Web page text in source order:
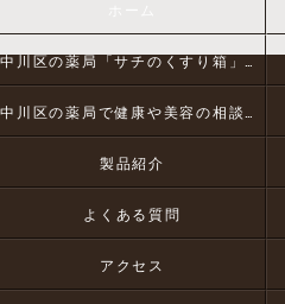
中川区の薬局「サチのくすり箱」とは
製品紹介
よくある質問
アクセス